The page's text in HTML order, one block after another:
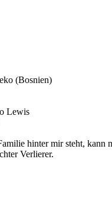
(Bosnien)
Lewis
hinter mir steht, kann
Verlierer.